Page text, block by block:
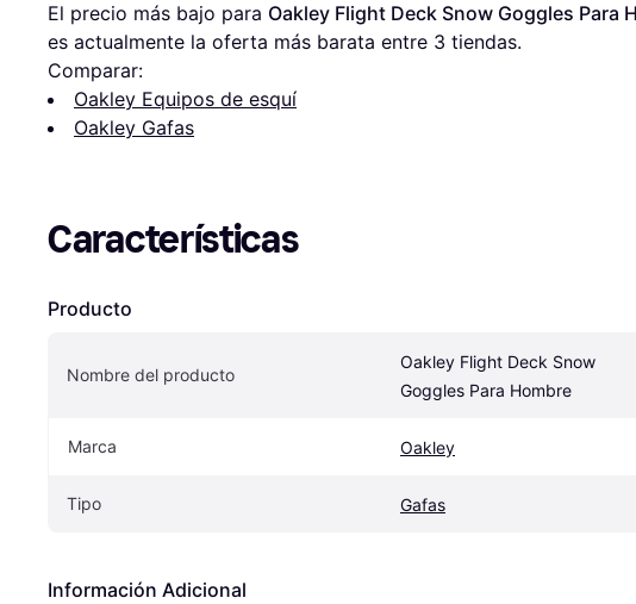
El precio más bajo para Oakley Flight Deck Snow Goggles Para
es actualmente la oferta más barata entre 3 tiendas.
Comparar:
Oakley Equipos de esquí
Oakley Gafas
Características
Producto
Nombre del producto
Oakley Flight Deck Snow
Goggles Para Hombre
Marca Oakley
Tipo Gafas
Información Adicional